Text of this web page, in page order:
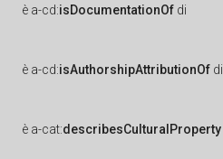
è a-cd:isDocumentationOf di
è a-cd:isAuthorshipAttributionOf di
è a-cat:describesCulturalProperty